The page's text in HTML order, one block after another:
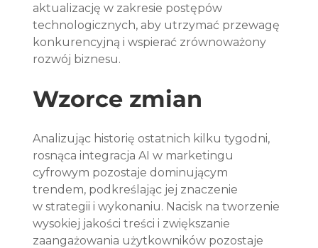
aktualizację w zakresie postępów
technologicznych, aby utrzymać przewagę
konkurencyjną i wspierać zrównoważony
rozwój biznesu.
Wzorce zmian
Analizując historię ostatnich kilku tygodni,
rosnąca integracja AI w marketingu
cyfrowym pozostaje dominującym
trendem, podkreślając jej znaczenie
w strategii i wykonaniu. Nacisk na tworzenie
wysokiej jakości treści i zwiększanie
zaangażowania użytkowników pozostaje